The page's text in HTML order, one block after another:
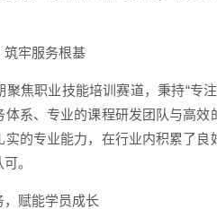
筑牢服务根基
焦职业技能培训赛道，秉持“专
系、专业的课程研发团队与高
的专业能力，在行业内积累了
。
赋能学员成长